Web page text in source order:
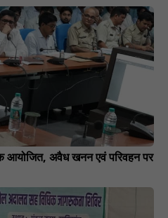
आयोजित, अवैध खनन एवं परिवहन पर